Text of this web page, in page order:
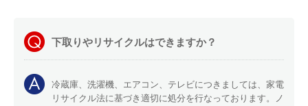
下取りやリサイクルはできますか？
冷蔵庫、洗濯機、エアコン、テレビにつきましては、家電
リサイクル法に基づき適切に処分を行なっております。ノ